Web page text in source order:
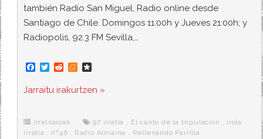
también Radio San Miguel, Radio online desde
Santiago de Chile. Domingos 11:00h y Jueves 21:00h; y
Radiopolis, 92.3 FM Sevilla,…
F
c
e
o
k
T
i
t
r
R
d
d
M
n
e
e
a
s
r
a
Jarraitu irakurtzen »
Irratsaioak 97 irratia , El canto de la tripulacion , irola
irratia , nº46 , Radio Almaina , Rellenando Parrilla